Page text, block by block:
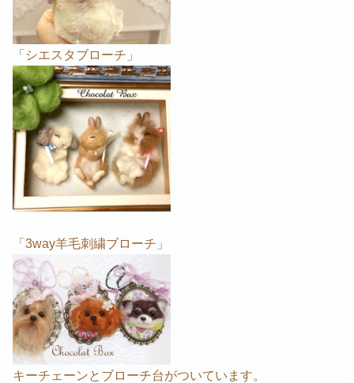
「シエスタブローチ」
「3way羊毛刺繍ブローチ」
キーチェーンとブローチ台がついています。